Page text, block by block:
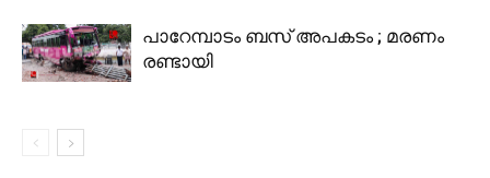
പാറേമ്പാടം ബസ് അപകടം ; മരണം
രണ്ടായി